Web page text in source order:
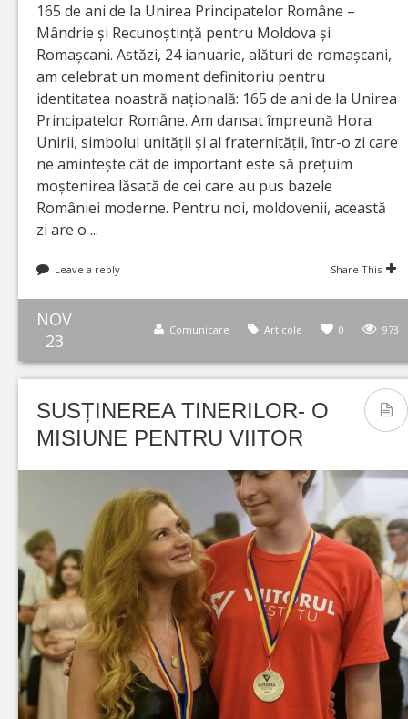
165 de ani de la Unirea Principatelor Române –
Mândrie și Recunoștință pentru Moldova și
Romașcani. Astăzi, 24 ianuarie, alături de romașcani,
am celebrat un moment definitoriu pentru
identitatea noastră națională: 165 de ani de la Unirea
Principatelor Române. Am dansat împreună Hora
Unirii, simbolul unității și al fraternității, într-o zi care
ne amintește cât de important este să prețuim
moștenirea lăsată de cei care au pus bazele
României moderne. Pentru noi, moldovenii, această
zi are o ...
Leave a reply Share This
NOV
23
973
0
Articole
Comunicare
SUSȚINEREA TINERILOR- O
MISIUNE PENTRU VIITOR